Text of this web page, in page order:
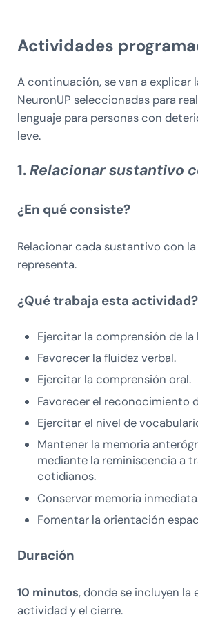
Actividades
A continuación, se van a explicar
NeuronUP seleccionadas para
lenguaje para personas con
leve.
1.Relacionar sustantivo
¿En qué consiste?
Relacionar cada sustantivo con
representa.
¿Qué trabaja esta actividad?
Ejercitar la comprensión de
Favorecer la fluidez verbal.
Ejercitar la comprensión oral.
Favorecer el reconocimiento
Ejercitar el nivel de
Mantener la memoria
mediante la reminiscencia a
cotidianos.
Conservar memoria
Fomentar la orientación
Duración
10 minutos, donde se incluyen la
actividad y el cierre.